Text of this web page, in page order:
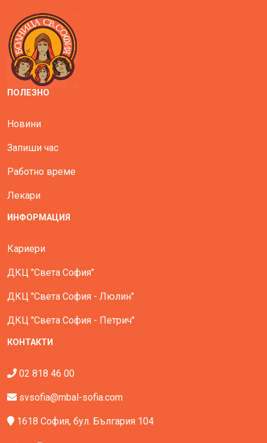
ПОЛЕЗНО
Новини
Запиши час
Работно време
Лекари
ИНФОРМАЦИЯ
Кариери
ДКЦ "Света София"
ДКЦ "Света София - Люлин"
ДКЦ "Света София - Петрич"
КОНТАКТИ
02 818 46 00
svsofia@mbal-sofia.com
1618 София, бул. България 104